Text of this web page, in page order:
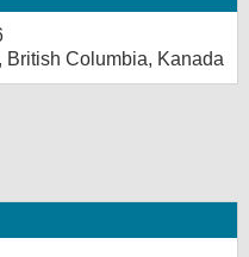
British Columbia, Kanada